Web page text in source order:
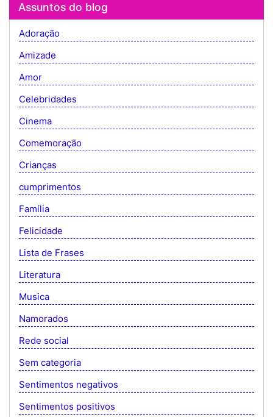
Assuntos do blog
Adoração
Amizade
Amor
Celebridades
Cinema
Comemoração
Crianças
cumprimentos
Família
Felicidade
Lista de Frases
Literatura
Musica
Namorados
Rede social
Sem categoria
Sentimentos negativos
Sentimentos positivos